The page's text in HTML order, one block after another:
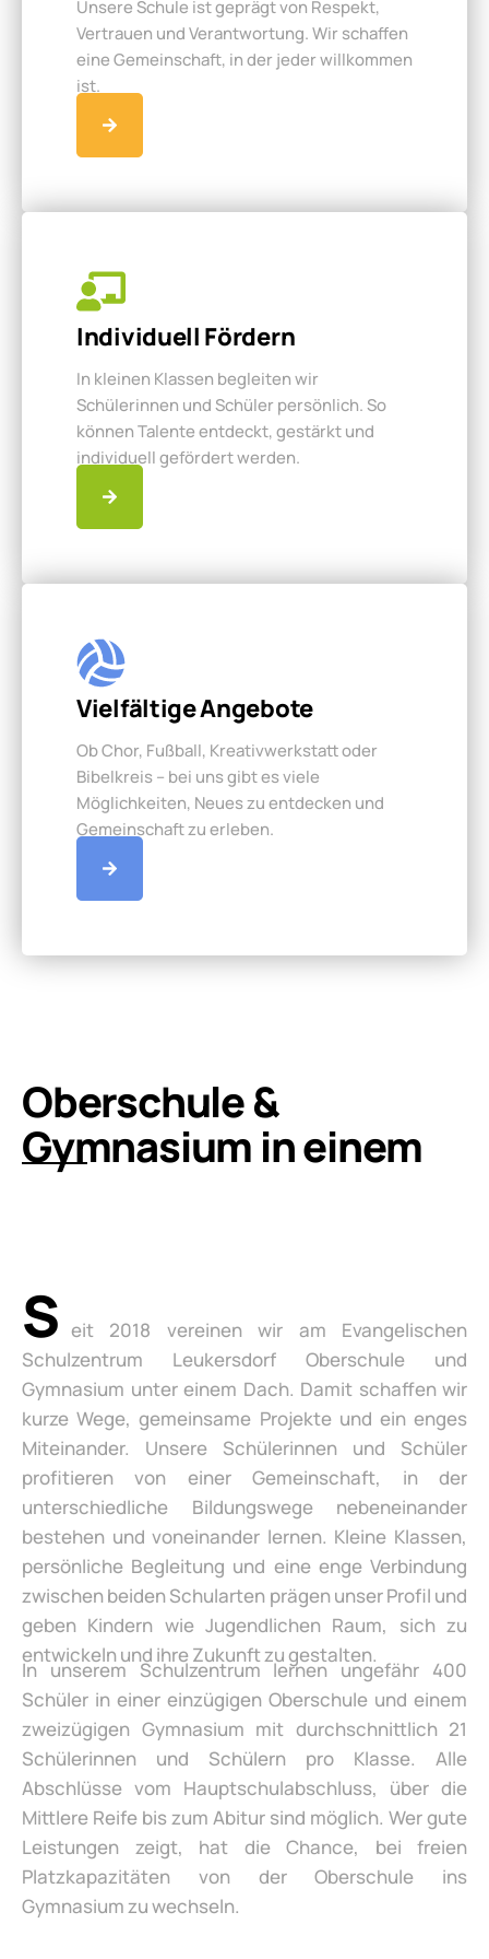
Unsere Schule ist geprägt von Respekt,
Vertrauen und Verantwortung. Wir schaffen
eine Gemeinschaft, in der jeder willkommen
ist.
Individuell Fördern
In kleinen Klassen begleiten wir
Schülerinnen und Schüler persönlich. So
können Talente entdeckt, gestärkt und
individuell gefördert werden.
Vielfältige Angebote
Ob Chor, Fußball, Kreativwerkstatt oder
Bibelkreis – bei uns gibt es viele
Möglichkeiten, Neues zu entdecken und
Gemeinschaft zu erleben.
Oberschule &
Gymnasium in einem
S eit 2018 vereinen wir am Evangelischen
Schulzentrum Leukersdorf Oberschule und
Gymnasium unter einem Dach. Damit schaffen wir
kurze Wege, gemeinsame Projekte und ein enges
Miteinander. Unsere Schülerinnen und Schüler
profitieren von einer Gemeinschaft, in der
unterschiedliche Bildungswege nebeneinander
bestehen und voneinander lernen. Kleine Klassen,
persönliche Begleitung und eine enge Verbindung
zwischen beiden Schularten prägen unser Profil und
geben Kindern wie Jugendlichen Raum, sich zu
entwickeln und ihre Zukunft zu gestalten.
In unserem Schulzentrum lernen ungefähr 400
Schüler in einer einzügigen Oberschule und einem
zweizügigen Gymnasium mit durchschnittlich 21
Schülerinnen und Schülern pro Klasse. Alle
Abschlüsse vom Hauptschulabschluss, über die
Mittlere Reife bis zum Abitur sind möglich. Wer gute
Leistungen zeigt, hat die Chance, bei freien
Platzkapazitäten von der Oberschule ins
Gymnasium zu wechseln.